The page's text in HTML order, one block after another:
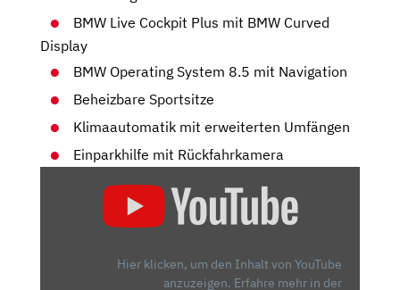
BMW Live Cockpit Plus mit BMW Curved
Display
BMW Operating System 8.5 mit Navigation
Beheizbare Sportsitze
Klimaautomatik mit erweiterten Umfängen
Einparkhilfe mit Rückfahrkamera
EDRIVE40:
ENTTHRONTHier klicken, um den Inhalt von YouTube
anzuzeigen. Erfahre mehr in der